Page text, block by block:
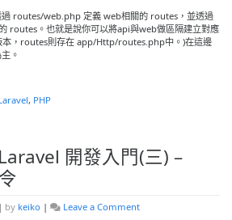
門
(四)
–
過 routes/web.php 定義 web相關的 routes，並透過
routes。也就是說你可以將api與web做區隔建立對應
本，routes則存在 app/Http/routes.php中。)在這邊
。
, PHP
開發入門(三) –
| by keiko | Leave a Commenton